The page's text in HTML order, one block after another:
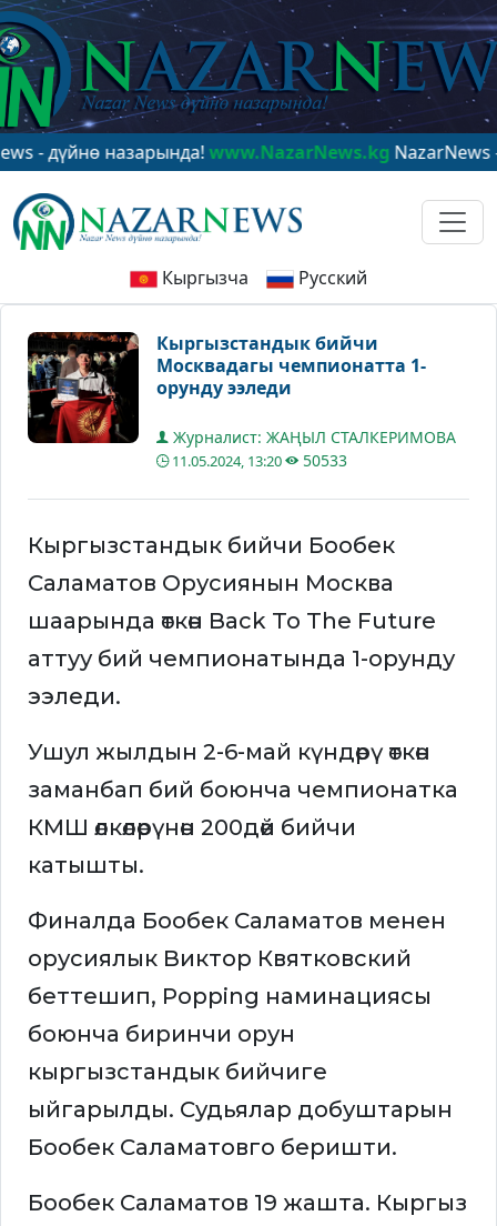
назарында!www.NazarNews.kgNazarNews - в
Кыргызча Русский
Кыргызстандык бийчи
Москвадагы чемпионатта 1-
орунду ээледи
Журналист: ЖАҢЫЛ СТАЛКЕРИМОВА
11.05.2024, 13:20 50533
Кыргызстандык бийчи Бообек
Саламатов Орусиянын Москва
шаарында өткөн Back To The Future
аттуу бий чемпионатында 1-орунду
ээледи.
Ушул жылдын 2-6-май күндөрү өткөн
заманбап бий боюнча чемпионатка
КМШ өлкөлөрүнөн 200дөй бийчи
катышты.
Финалда Бообек Саламатов менен
орусиялык Виктор Квятковский
беттешип, Popping наминациясы
боюнча биринчи орун
кыргызстандык бийчиге
ыйгарылды. Судьялар добуштарын
Бообек Саламатовго беришти.
Бообек Саламатов 19 жашта. Кыргыз